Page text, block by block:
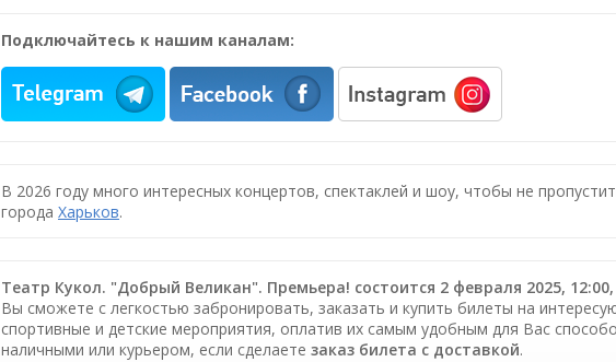
Подключайтесь к нашим каналам:
В 2026 году много интересных концертов, спектаклей и шоу, чтобы не
города Харьков.
Театр Кукол. "Добрый Великан". Премьера! состоится 2 февраля 2025, 12:00,
Вы сможете с легкостью забронировать, заказать и купить билеты на
спортивные и детские мероприятия, оплатив их самым удобным для Вас
наличными или курьером, если сделаете заказ билета c доставкой.